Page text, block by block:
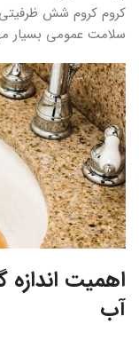
کروم کروم شش ظرفیتی
سلامت عمومی بسیار
آب